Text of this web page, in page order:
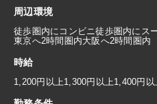
周辺環境
徒歩圏内にコンビニ徒歩圏内にス
東京へ2時間圏内大阪へ2時間圏内
時給
1,200円以上1,300円以上1,400円以